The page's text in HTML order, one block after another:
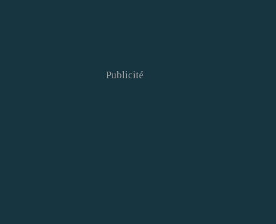
Publicité